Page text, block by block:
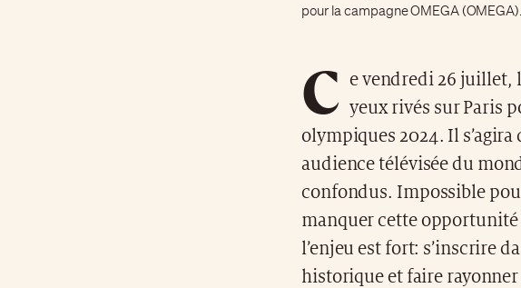
pour la campagne OMEGA (OMEGA).
C
e vendredi 26 juillet,
yeux rivés sur Paris
olympiques 2024. Il s’agira
audience télévisée du
confondus. Impossible
manquer cette opportunité
l’enjeu est fort: s’inscrire
historique et faire